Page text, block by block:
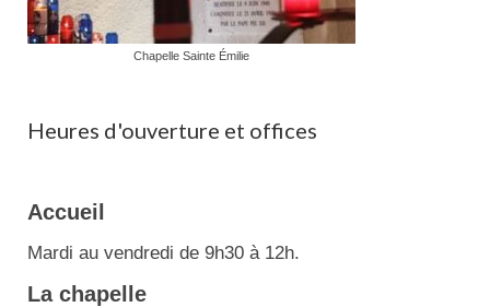
Chapelle Sainte Émilie
Heures d'ouverture et offices
Accueil
Mardi au vendredi de 9h30 à 12h.
La chapelle